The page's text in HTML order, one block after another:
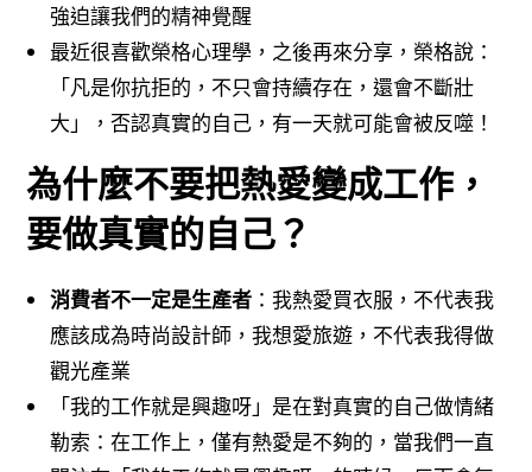
強迫讓我們的精神覺醒
最近很喜歡榮格心理學，之後再來分享，榮格說：
「凡是你抗拒的，不只會持續存在，還會不斷壯
大」，否認真實的自己，有一天就可能會被反噬！
為什麼不要把熱愛變成工作，
要做真實的自己？
消費者不一定是生產者 ：我熱愛買衣服，不代表我
應該成為時尚設計師，我想愛旅遊，不代表我得做
觀光產業
「我的工作就是興趣呀」是在對真實的自己做情緒
勒索：在工作上，僅有熱愛是不夠的，當我們一直